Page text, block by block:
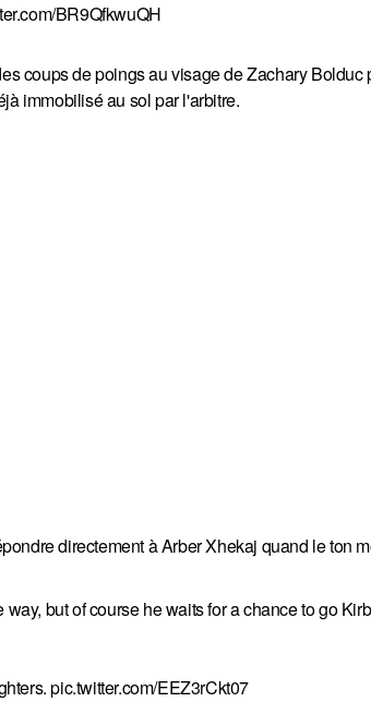
BR9QfkwuQH
coups de poings au visage de Zachary Bolduc
immobilisé au sol par l'arbitre.
directement à Arber Xhekaj quand le ton
but of course he waits for a chance to go
pic.twitter.com/EEZ3rCkt07